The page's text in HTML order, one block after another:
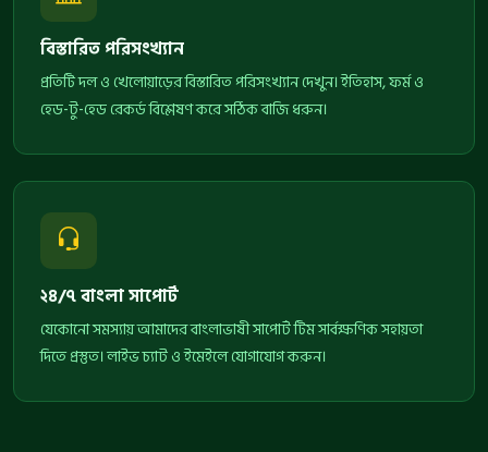
বিস্তারিত পরিসংখ্যান
প্রতিটি দল ও খেলোয়াড়ের বিস্তারিত পরিসংখ্যান দেখুন। ইতিহাস, ফর্ম ও
হেড-টু-হেড রেকর্ড বিশ্লেষণ করে সঠিক বাজি ধরুন।
২৪/৭ বাংলা সাপোর্ট
যেকোনো সমস্যায় আমাদের বাংলাভাষী সাপোর্ট টিম সার্বক্ষণিক সহায়তা
দিতে প্রস্তুত। লাইভ চ্যাট ও ইমেইলে যোগাযোগ করুন।